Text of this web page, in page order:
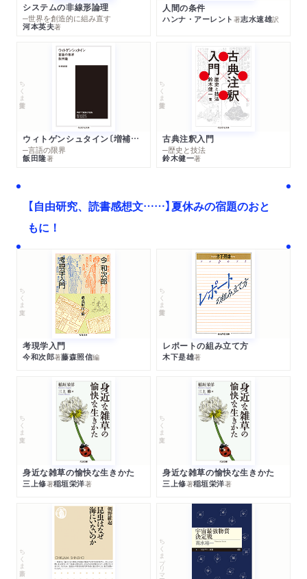
システムの非線形論理
─世界を創造的に組み直す
河本英夫著
人間の条件
ハンナ・アーレント 著志水速雄訳
ちくま学芸文庫
ウィトゲンシュタイン〔増補新版〕
─言語の限界
飯田隆著
ちくま学芸文庫
古典注釈入門
─歴史と技法
鈴木健一著
【自由研究、読書感想文……】夏休みの宿題のおと
もに！
ちくま文庫
考現学入門
今和次郎著藤森照信編
ちくま学芸文庫
レポートの組み立て方
木下是雄著
ちくま文庫
身近な雑草の愉快な生きかた
三上修著稲垣栄洋著
ちくま文庫
身近な雑草の愉快な生きかた
三上修著稲垣栄洋著
ちくま新書 ちくまプリマー新書